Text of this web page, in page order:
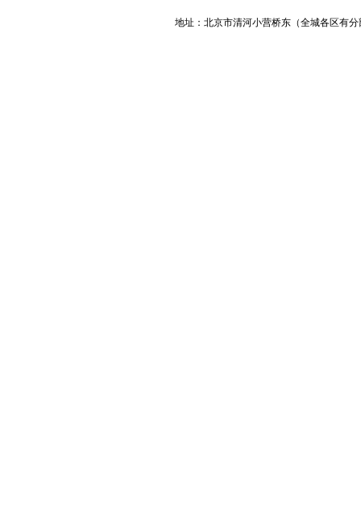
地址：北京市清河小营桥东（全城各区有